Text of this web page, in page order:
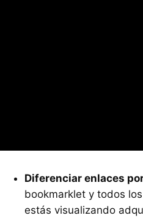
Diferenciar enlaces
bookmarklet y todos
estás visualizando